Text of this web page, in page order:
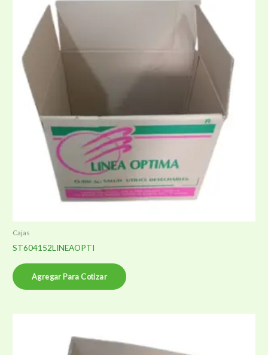
Cajas
ST604152LINEAOPTI
Agregar Para Cotizar